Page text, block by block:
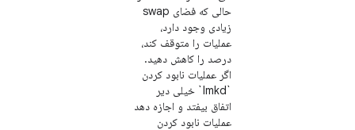
حالی که فضای swap
زیادی وجود دارد،
عملیات را متوقف کند،
درصد را کاهش دهید.
اگر عملیات نابود کردن
`lmkd` خیلی دیر
اتفاق بیفتد و اجازه دهد
عملیات نابود کردن